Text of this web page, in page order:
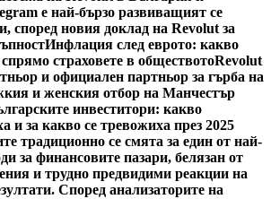
е най-бързо развиващият се
според новия доклад на Revolut за
Инфлация след еврото: какво
страховете в обществотоRevolut
и официален партньор за гърба на
и женския отбор на Манчестър
инвеститори: какво
и за какво се тревожиха през 2025
традиционно се смята за един от най-
за финансовите пазари, белязан от
и трудно предвидими реакции на
Според анализаторите на